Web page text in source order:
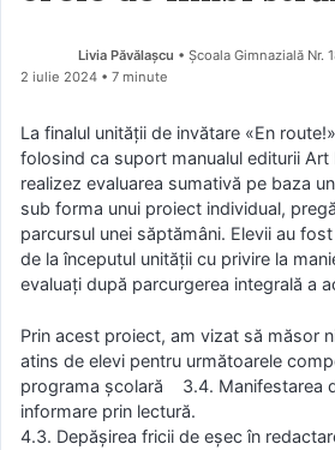
Livia Păvălașcu • Școala Gimnazială Nr.
2 iulie 2024 • 7 minute
La finalul unităţii de invătare «En
folosind ca suport manualul editurii Art
realizez evaluarea sumativă pe baza
sub forma unui proiect individual,
parcursul unei săptămâni. Elevii au
de la începutul unităţii cu privire la
evaluaţi după parcurgerea integrală a
Prin acest proiect, am vizat să măsor
atins de elevi pentru următoarele
programa școlară 3.4. Manifestarea
informare prin lectură.
4.3. Depășirea fricii de eșec în